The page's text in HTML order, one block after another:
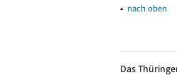
▴ nach oben
Das